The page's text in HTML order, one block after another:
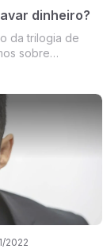
dinheiro?
da trilogia de
sobre
no-code e
da Webflow.
2022